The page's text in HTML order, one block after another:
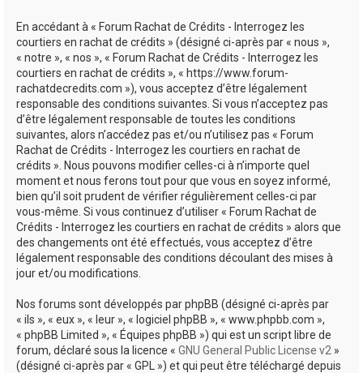
En accédant à « Forum Rachat de Crédits - Interrogez les
courtiers en rachat de crédits » (désigné ci-après par « nous »,
« notre », « nos », « Forum Rachat de Crédits - Interrogez les
courtiers en rachat de crédits », « https://www.forum-
rachatdecredits.com »), vous acceptez d’être légalement
responsable des conditions suivantes. Si vous n’acceptez pas
d’être légalement responsable de toutes les conditions
suivantes, alors n’accédez pas et/ou n’utilisez pas « Forum
Rachat de Crédits - Interrogez les courtiers en rachat de
crédits ». Nous pouvons modifier celles-ci à n’importe quel
moment et nous ferons tout pour que vous en soyez informé,
bien qu’il soit prudent de vérifier régulièrement celles-ci par
vous-même. Si vous continuez d’utiliser « Forum Rachat de
Crédits - Interrogez les courtiers en rachat de crédits » alors que
des changements ont été effectués, vous acceptez d’être
légalement responsable des conditions découlant des mises à
jour et/ou modifications.
Nos forums sont développés par phpBB (désigné ci-après par
« ils », « eux », « leur », « logiciel phpBB », « www.phpbb.com »,
« phpBB Limited », « Équipes phpBB ») qui est un script libre de
forum, déclaré sous la licence « GNU General Public License v2 »
(désigné ci-après par « GPL ») et qui peut être téléchargé depuis